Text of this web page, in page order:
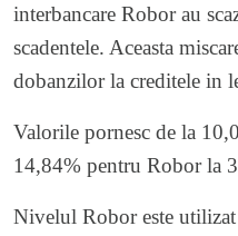
interbancare Robor au
scadentele. Aceasta
dobanzilor la creditele in
Valorile pornesc de la
14,84% pentru Robor la
Nivelul Robor este